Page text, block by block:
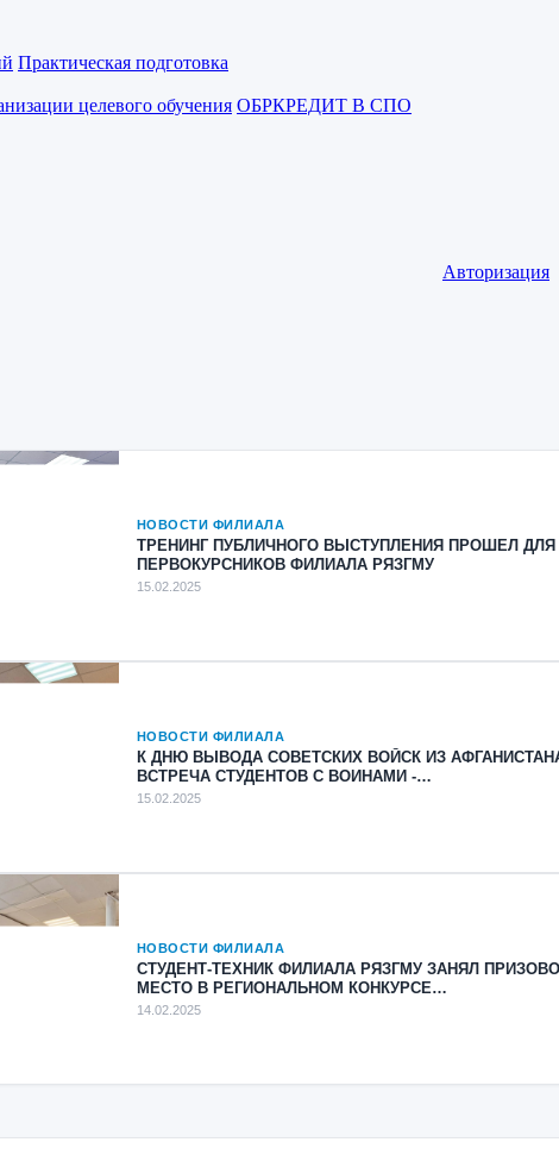
Практическая подготовка
целевого обучения ОБРКРЕДИТ В СПО
Авторизация
НОВОСТИ ФИЛИАЛА
ТРЕНИНГ ПУБЛИЧНОГО ВЫСТУПЛЕНИЯ ПРОШЕЛ ДЛЯ
ПЕРВОКУРСНИКОВ ФИЛИАЛА РЯЗГМУ
15.02.2025
НОВОСТИ ФИЛИАЛА
К ДНЮ ВЫВОДА СОВЕТСКИХ ВОЙСК ИЗ
ВСТРЕЧА СТУДЕНТОВ С ВОИНАМИ -
ИНТЕРНАЦИОНАЛИСТАМИ
15.02.2025
НОВОСТИ ФИЛИАЛА
СТУДЕНТ-ТЕХНИК ФИЛИАЛА РЯЗГМУ ЗАНЯЛ
МЕСТО В РЕГИОНАЛЬНОМ КОНКУРСЕ
ПРОФЕССИОНАЛЬНОГО МАСТЕРСТВА
14.02.2025